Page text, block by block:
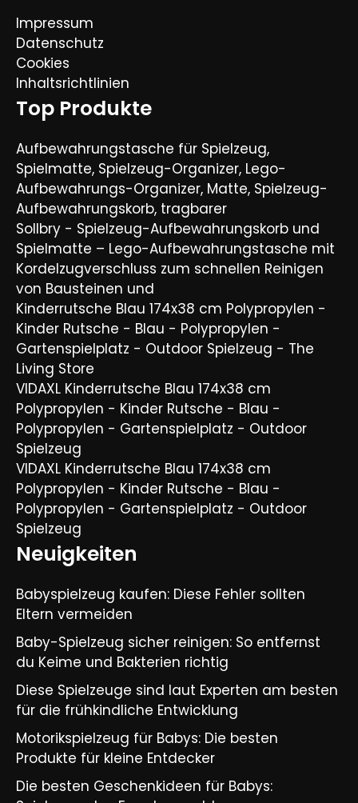
Impressum
Datenschutz
Cookies
Inhaltsrichtlinien
Top Produkte
Aufbewahrungstasche für Spielzeug,
Spielmatte, Spielzeug-Organizer, Lego-
Aufbewahrungs-Organizer, Matte, Spielzeug-
Aufbewahrungskorb, tragbarer
Sollbry - Spielzeug-Aufbewahrungskorb und
Spielmatte – Lego-Aufbewahrungstasche mit
Kordelzugverschluss zum schnellen Reinigen
von Bausteinen und
Kinderrutsche Blau 174x38 cm Polypropylen -
Kinder Rutsche - Blau - Polypropylen -
Gartenspielplatz - Outdoor Spielzeug - The
Living Store
VIDAXL Kinderrutsche Blau 174x38 cm
Polypropylen - Kinder Rutsche - Blau -
Polypropylen - Gartenspielplatz - Outdoor
Spielzeug
VIDAXL Kinderrutsche Blau 174x38 cm
Polypropylen - Kinder Rutsche - Blau -
Polypropylen - Gartenspielplatz - Outdoor
Spielzeug
Neuigkeiten
Babyspielzeug kaufen: Diese Fehler sollten
Eltern vermeiden
Baby-Spielzeug sicher reinigen: So entfernst
du Keime und Bakterien richtig
Diese Spielzeuge sind laut Experten am besten
für die frühkindliche Entwicklung
Motorikspielzeug für Babys: Die besten
Produkte für kleine Entdecker
Die besten Geschenkideen für Babys: